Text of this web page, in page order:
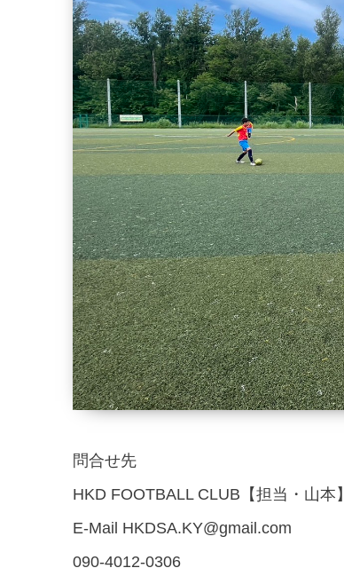
問合せ先
HKD FOOTBALL CLUB 【担当・山本】
E-Mail HKDSA.KY@gmail.com
090-4012-0306